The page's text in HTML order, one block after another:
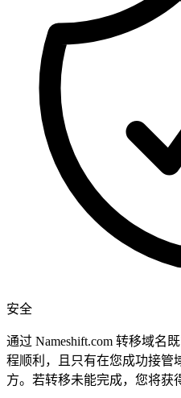
安全
通过 Nameshift.com 转移域名
程顺利，且只有在您成功接管
方。若转移未能完成，您将获